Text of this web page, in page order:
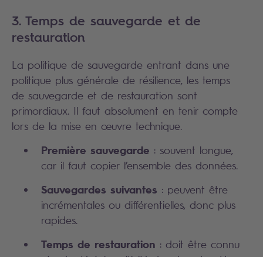
3. Temps de sauvegarde et de
restauration
La politique de sauvegarde entrant dans une
politique plus générale de résilience, les temps
de sauvegarde et de restauration sont
primordiaux. Il faut absolument en tenir compte
lors de la mise en œuvre technique.
Première sauvegarde : souvent longue,
car il faut copier l’ensemble des données.
Sauvegardes suivantes : peuvent être
incrémentales ou différentielles, donc plus
rapides.
Temps de restauration : doit être connu